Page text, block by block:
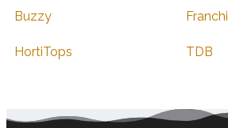
Buzzy Franchi
HortiTops TDB